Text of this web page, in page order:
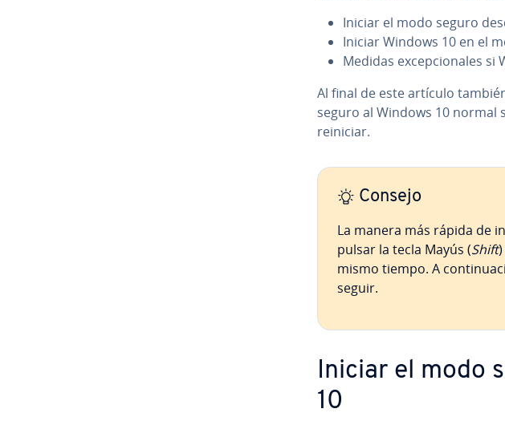
Iniciar el modo seguro
Iniciar Windows 10 en el
Medidas ex­ce­p­cio­na­les si
Al final de este artículo
seguro al Windows 10
reiniciar.
Consejo
La manera más rápida de
pulsar la tecla Mayús (Shift
mismo tiempo. A
seguir.
Iniciar el modo
10